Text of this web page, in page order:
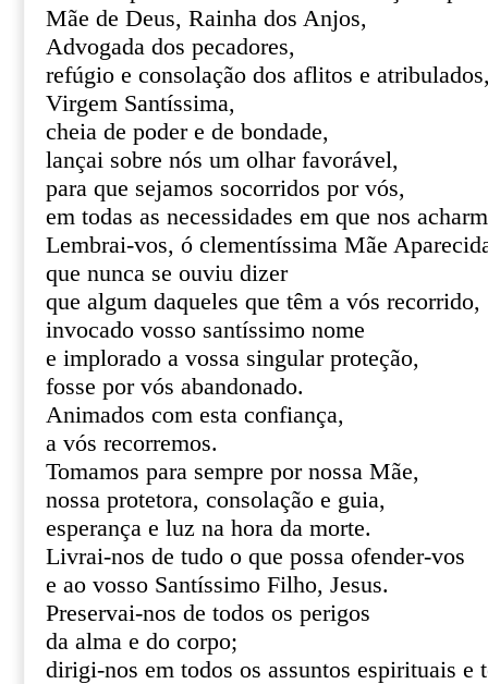
Mãe de Deus, Rainha dos Anjos,
Advogada dos pecadores,
refúgio e consolação dos aflitos e
Virgem Santíssima,
cheia de poder e de bondade,
lançai sobre nós um olhar favorável,
para que sejamos socorridos por vós,
em todas as necessidades em que nos
Lembrai-vos, ó clementíssima Mãe
que nunca se ouviu dizer
que algum daqueles que têm a vós recorrido,
invocado vosso santíssimo nome
e implorado a vossa singular proteção,
fosse por vós abandonado.
Animados com esta confiança,
a vós recorremos.
Tomamos para sempre por nossa Mãe,
nossa protetora, consolação e guia,
esperança e luz na hora da morte.
Livrai-nos de tudo o que possa ofender-vos
e ao vosso Santíssimo Filho, Jesus.
Preservai-nos de todos os perigos
da alma e do corpo;
dirigi-nos em todos os assuntos espirituais e